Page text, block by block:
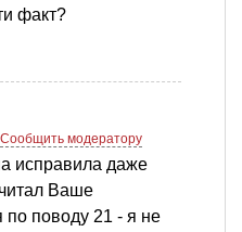
факт?
Сообщить модератору
исправила даже
Ваше
по поводу 21 - я не